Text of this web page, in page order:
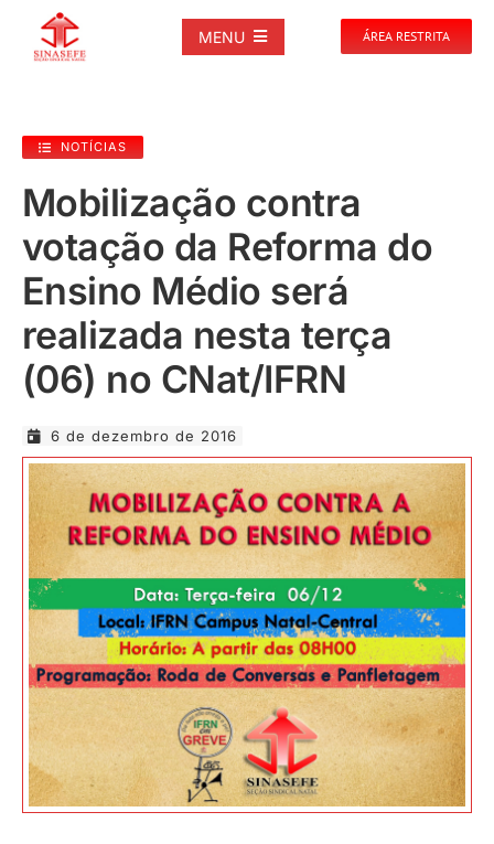
MENU
NOTÍCIAS
PUBLICAÇÕES
DOCUMENTOS
GALERIAS
EVENTOS
JURÍDICO
CLUBE
CONTATO
ÁREA RESTRITA
NOTÍCIAS
Mobilização contra
votação da Reforma do
Ensino Médio será
realizada nesta terça
(06) no CNat/IFRN
6 de dezembro de 2016